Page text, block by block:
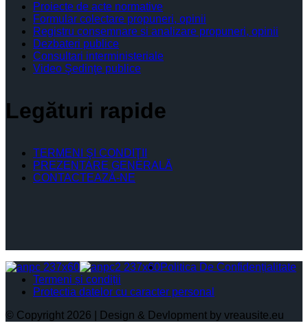
Proiecte de acte normative
Formular colectare propuneri, opinii
Registru consemnare si analizare propuneri, opinii
Dezbateri publice
Consultari interministeriale
Video Şedinţe publice
Legături rapide
TERMENI ŞI CONDIŢII
PREZENTARE GENERALĂ
CONTACTEAZĂ-NE
Politica De Confidențialitate
Termeni și condiții
Protectia datelor cu caracter personal
© Copyright 2026 | Design & Devlopment by vreausite.eu